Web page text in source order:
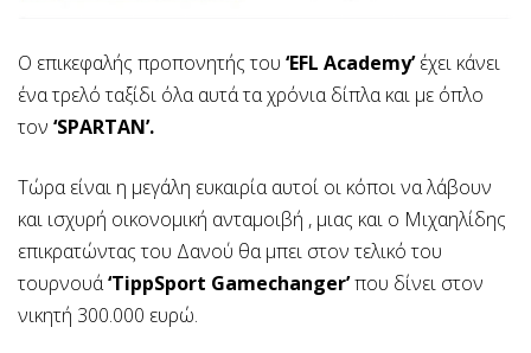
Ο επικεφαλής προπονητής του ‘EFL Academy’έχει κάνει
ένα τρελό ταξίδι όλα αυτά τα χρόνια δίπλα και με όπλο
τον ‘SPARTAN’.
Τώρα είναι η μεγάλη ευκαιρία αυτοί οι κόποι να λάβουν
και ισχυρή οικονομική ανταμοιβή , μιας και ο Μιχαηλίδης
επικρατώντας του Δανού θα μπει στον τελικό του
τουρνουά‘TippSport Gamechanger’που δίνει στον
νικητή 300.000 ευρώ.